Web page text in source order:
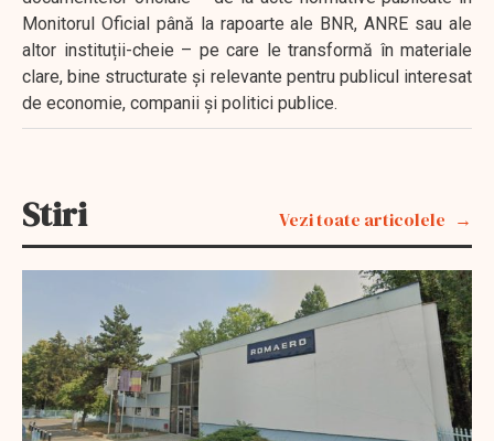
Monitorul Oficial până la rapoarte ale BNR, ANRE sau ale
altor instituții-cheie – pe care le transformă în materiale
clare, bine structurate și relevante pentru publicul interesat
de economie, companii și politici publice.
Stiri Vezi toate articolele